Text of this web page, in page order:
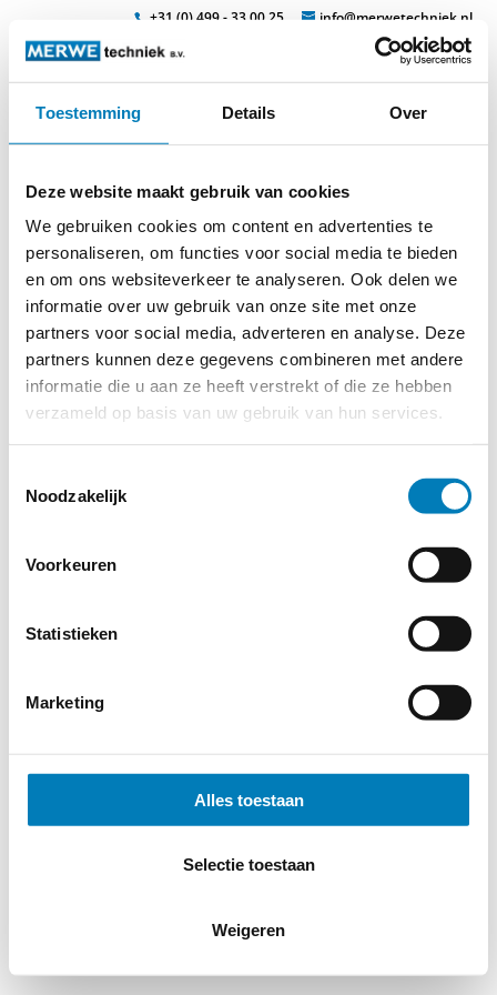
Toestemming Details Over
Deze website maakt gebruik van cookies
We gebruiken cookies om content en advertenties te
personaliseren, om functies voor social media te bieden
en om ons websiteverkeer te analyseren. Ook delen we
informatie over uw gebruik van onze site met onze
partners voor social media, adverteren en analyse. Deze
partners kunnen deze gegevens combineren met andere
informatie die u aan ze heeft verstrekt of die ze hebben
verzameld op basis van uw gebruik van hun services.
Noodzakelijk
Voorkeuren
Statistieken
Marketing
Alles toestaan
Selectie toestaan
Weigeren
+31 (0) 499 - 33 00 25 info@merwetechniek.nl
Veelzijdig in elektrotechnische producten
erdungsstange_2_
© 2026 MERWEtechniek B.V.- Disclaimer -Privacy Policy
Cookieverklaring-Verdere contact gegevens